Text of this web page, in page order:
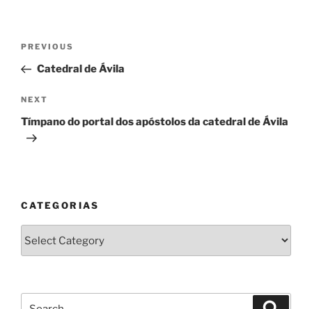
Previous
Post
PREVIOUS
Catedral de Ávila
Next
Post
NEXT
Tímpano do portal dos apóstolos da catedral de Ávila
CATEGORIAS